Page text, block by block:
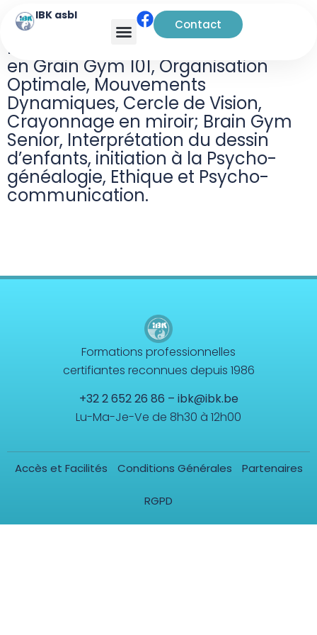
IBK asbl
Contact
Kinésiologue et instructrice certifiée
en Grain Gym 101, Organisation
Optimale, Mouvements
Dynamiques, Cercle de Vision,
Crayonnage en miroir; Brain Gym
Senior, Interprétation du dessin
d’enfants, initiation à la Psycho-
généalogie, Ethique et Psycho-
communication.
Formations professionnelles
certifiantes reconnues depuis 1986
+32 2 652 26 86 – ibk@ibk.be
Lu-Ma-Je-Ve de 8h30 à 12h00
Accès et Facilités Conditions Générales Partenaires
RGPD